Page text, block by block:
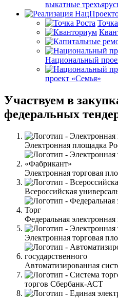
выкатные
Национальный
проект «Семья»
Участвуем в
федеральных
Электронная площадка
Электронная торговая
Всероссийская
Федеральная
Электронная торговая
Автоматизированная
торгов Сбербанк-АСТ